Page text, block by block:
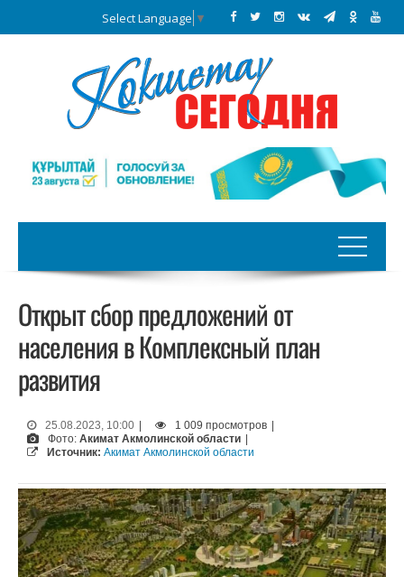
Select Language ▼
Открыт сбор предложений от
населения в Комплексный план
развития
25.08.2023, 10:00 1 009 просмотров
Фото: Акимат Акмолинской области
Источник: Акимат Акмолинской области